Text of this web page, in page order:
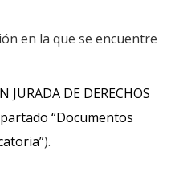
en la que se encuentre
JURADA DE DERECHOS
“Documentos
).